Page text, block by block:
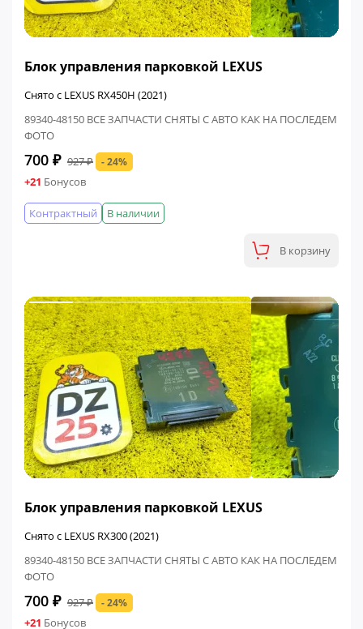
Блок управления парковкой LEXUS
Снято с LEXUS RX450H (2021)
89340-48150 ВСЕ ЗАПЧАСТИ СНЯТЫ С АВТО КАК НА ПОСЛЕДЕМ
ФОТО
700 ₽ 927 ₽ - 24%
+21 Бонусов
В наличии
Контрактный
В корзину
Блок управления парковкой LEXUS
Снято с LEXUS RX300 (2021)
89340-48150 ВСЕ ЗАПЧАСТИ СНЯТЫ С АВТО КАК НА ПОСЛЕДЕМ
ФОТО
700 ₽ 927 ₽ - 24%
+21 Бонусов